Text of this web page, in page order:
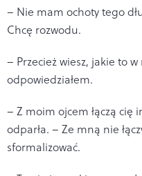
– Nie mam ochoty tego
Chcę rozwodu.
– Przecież wiesz, jakie to
odpowiedziałem.
– Z moim ojcem łączą cię
odparła. – Ze mną nie
sformalizować.